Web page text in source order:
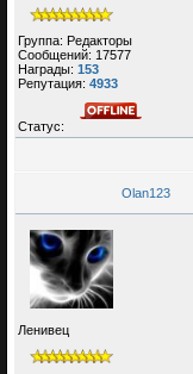
Группа: Редакторы
Сообщений: 17577
Награды: 153
Репутация: 4933
Статус:
Olan123
Ленивец